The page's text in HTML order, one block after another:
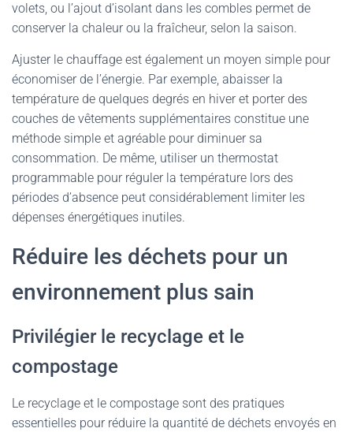
volets, ou l’ajout d’isolant dans les combles permet de
conserver la chaleur ou la fraîcheur, selon la saison.
Ajuster le chauffage est également un moyen simple pour
économiser de l’énergie. Par exemple, abaisser la
température de quelques degrés en hiver et porter des
couches de vêtements supplémentaires constitue une
méthode simple et agréable pour diminuer sa
consommation. De même, utiliser un thermostat
programmable pour réguler la température lors des
périodes d’absence peut considérablement limiter les
dépenses énergétiques inutiles.
Réduire les déchets pour un
environnement plus sain
Privilégier le recyclage et le
compostage
Le recyclage et le compostage sont des pratiques
essentielles pour réduire la quantité de déchets envoyés en